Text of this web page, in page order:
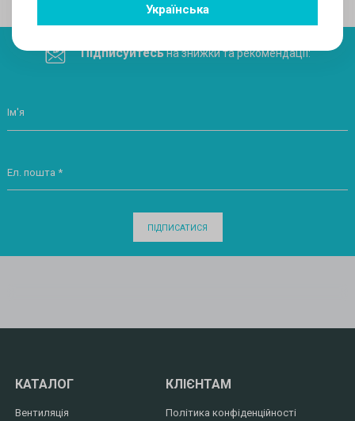
Українська
Підписуйтесьна знижки та рекомендації:
Ім'я
Ел. пошта *
ПІДПИСАТИСЯ
КАТАЛОГ
Вентиляція
КЛІЄНТАМ
Політика конфіденційності